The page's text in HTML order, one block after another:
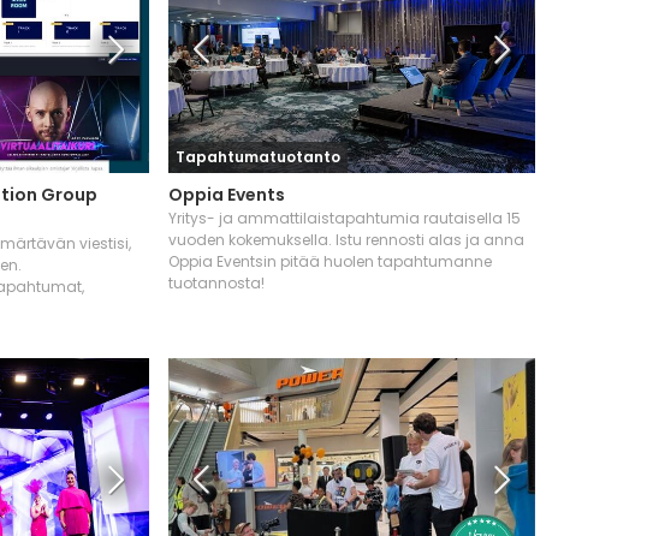
Group
viestisi,
Tapahtumatuotanto
Oppia Events
Yritys- ja ammattilaistapahtumia rautaisella 15
vuoden kokemuksella. Istu rennosti alas ja anna
Oppia Eventsin pitää huolen tapahtumanne
tuotannosta!